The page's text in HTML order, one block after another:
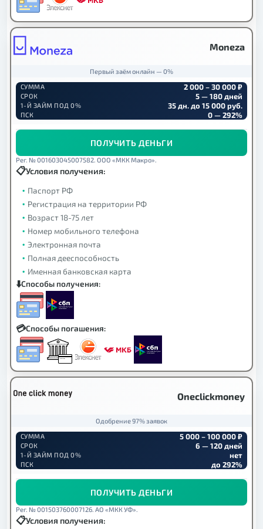
Moneza
Первый заём онлайн — 0%
СУММА
2 000 – 30 000 ₽
СРОК 5 — 180 дней
1-Й ЗАЙМ ПОД 0% 35 дн. до 15 000 руб.
ПСК 0 — 292%
ПОЛУЧИТЬ ДЕНЬГИ
Рег. № 001603045007582. ООО «МКК Макро».
Условия получения:
Паспорт РФ
Регистрация на территории РФ
Возраст 18-75 лет
Номер мобильного телефона
Электронная почта
Полная дееспособность
Именная банковская карта
Способы получения:
Способы погашения:
Oneclickmoney
Одобрение 97% заявок
СУММА
5 000 – 100 000 ₽
СРОК 6 — 120 дней
1-Й ЗАЙМ ПОД 0% нет
ПСК до 292%
ПОЛУЧИТЬ ДЕНЬГИ
Рег. № 001503760007126. АО «МКК УФ».
Условия получения: